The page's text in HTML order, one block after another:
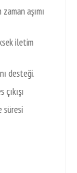
aşımı
iletim
desteği.
süresi